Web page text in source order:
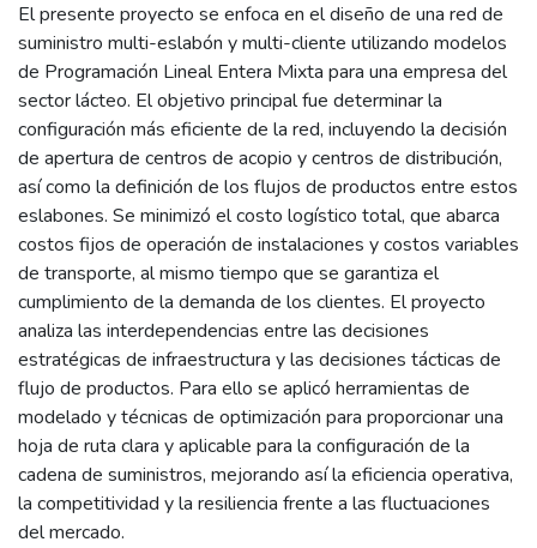
El presente proyecto se enfoca en el diseño de una red de
suministro multi-eslabón y multi-cliente utilizando modelos
de Programación Lineal Entera Mixta para una empresa del
sector lácteo. El objetivo principal fue determinar la
configuración más eficiente de la red, incluyendo la decisión
de apertura de centros de acopio y centros de distribución,
así como la definición de los flujos de productos entre estos
eslabones. Se minimizó el costo logístico total, que abarca
costos fijos de operación de instalaciones y costos variables
de transporte, al mismo tiempo que se garantiza el
cumplimiento de la demanda de los clientes. El proyecto
analiza las interdependencias entre las decisiones
estratégicas de infraestructura y las decisiones tácticas de
flujo de productos. Para ello se aplicó herramientas de
modelado y técnicas de optimización para proporcionar una
hoja de ruta clara y aplicable para la configuración de la
cadena de suministros, mejorando así la eficiencia operativa,
la competitividad y la resiliencia frente a las fluctuaciones
del mercado.